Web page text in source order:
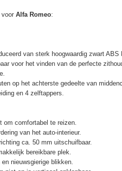
Alfa Romeo:
van sterk hoogwaardig zwart ABS
voor het vinden van de perfecte
op het achterste gedeelte van
en 4 zelftappers.
comfortabel te reizen.
van het auto-interieur.
ca. 50 mm uitschuifbaar.
bereikbare plek.
nieuwsgierige blikken.